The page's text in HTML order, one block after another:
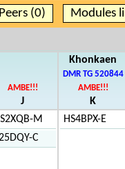
Peers (0) Modules
AMBE!!!
J
Khonkaen
DMR TG 520844
AMBE!!!
K
M
C
HS4BPX-E